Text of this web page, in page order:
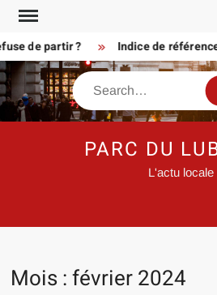
Skip
content
de partir ? Indice de référence
Search
PARC DU
L'actu locale
Mois :février 2024